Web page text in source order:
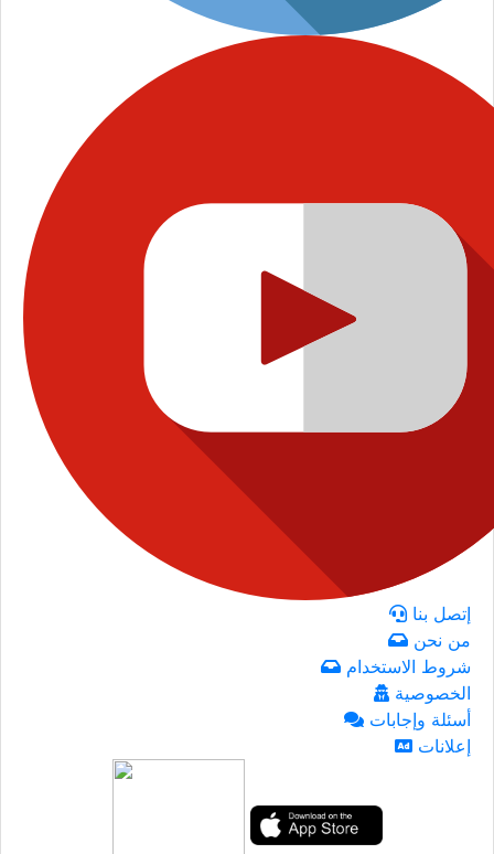
إتصل بنا
من نحن
شروط الاستخدام
الخصوصية
أسئلة وإجابات
إعلانات